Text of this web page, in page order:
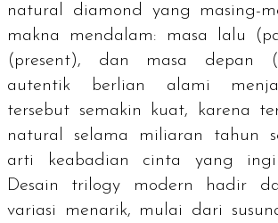
natural diamond yang masing-
makna mendalam: masa lalu (
( present), dan masa depan (
autentik berlian alami
tersebut semakin kuat, karena
natural selama miliaran tahun
arti keabadian cinta yang
Desain trilogy modern hadir
variasi menarik, mulai dari